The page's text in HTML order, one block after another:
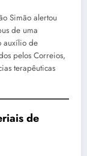
Simão alertou
de uma
auxílio de
pelos Correios,
terapêuticas
de